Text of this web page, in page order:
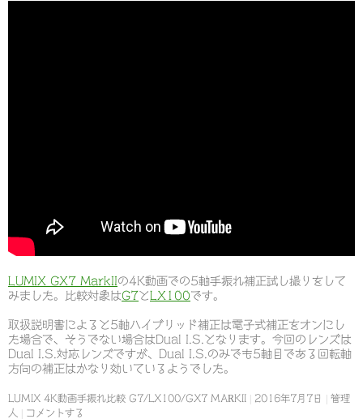
LUMIX GX7 MarkIIの4K動画での5軸手振れ補正試し撮りをして
みました。比較対象はG7 と LX100です。
取扱説明書によると5軸ハイブリッド補正は電子式補正をオンにし
た場合で、そうでない場合はDual I.S.となります。今回のレンズは
Dual I.S.対応レンズですが、Dual I.S.のみでも5軸目である回転軸
方向の補正はかなり効いているようでした。
LUMIX 4K動画手振れ比較 G7/LX100/GX7 MARKII 2016年7月7日
管理
人
コメントする